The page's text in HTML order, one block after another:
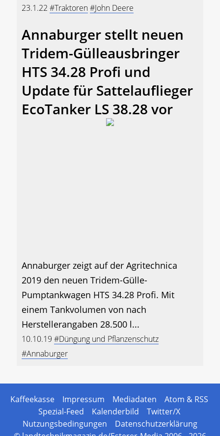
23.1.22 #Traktoren#John Deere
Annaburger stellt neuen
Tridem-Gülleausbringer
HTS 34.28 Profi und
Update für Sattelauflieger
EcoTanker LS 38.28 vor
Annaburger zeigt auf der Agritechnica
2019 den neuen Tridem-Gülle-
Pumptankwagen HTS 34.28 Profi. Mit
einem Tankvolumen von nach
Herstellerangaben 28.500 l...
10.10.19 #Düngung und Pflanzenschutz
#Annaburger
Kaffeekasse Impressum Mediadaten
Atom & RSS
Spezial-Feed
Kalenderbild
Twitter/X
Nutzungsbedingungen
Datenschutzerklärung